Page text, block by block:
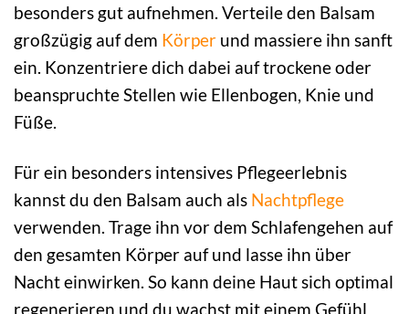
besonders gut aufnehmen. Verteile den Balsam
großzügig auf dem Körper und massiere ihn sanft
ein. Konzentriere dich dabei auf trockene oder
beanspruchte Stellen wie Ellenbogen, Knie und
Füße.
Für ein besonders intensives Pflegeerlebnis
kannst du den Balsam auch als Nachtpflege
verwenden. Trage ihn vor dem Schlafengehen auf
den gesamten Körper auf und lasse ihn über
Nacht einwirken. So kann deine Haut sich optimal
regenerieren und du wachst mit einem Gefühl